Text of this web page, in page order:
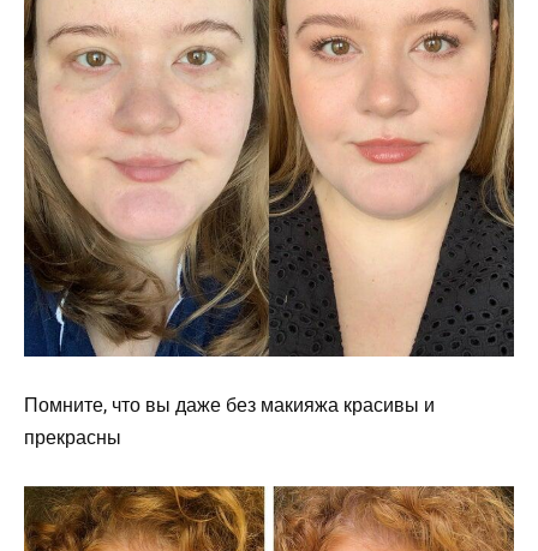
Помните, что вы даже без макияжа красивы и
прекрасны